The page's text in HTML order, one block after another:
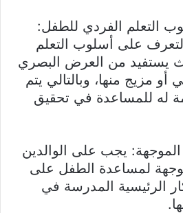
التعلم الفردي للطفل:
على أسلوب التعلم
يستفيد من العرض البصري
مزيج منها، وبالتالي يتم
له للمساعدة في تحقيق
الموجهة: يجب على الوالدين
لمساعدة الطفل على
الرئيسية المدرسة في